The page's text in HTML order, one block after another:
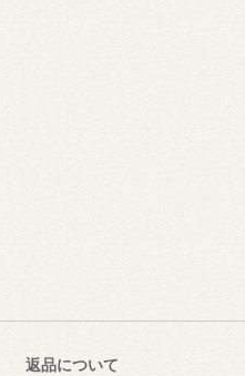
返品について